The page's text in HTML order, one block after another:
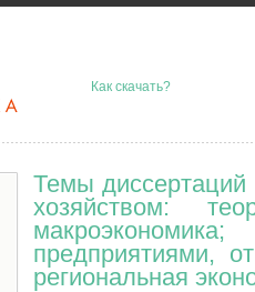
Как скачать?
Темы диссертаций
хозяйством:
предприятиями,
региональная